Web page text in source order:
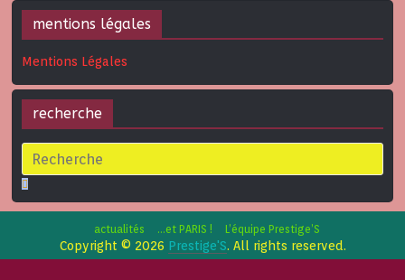
mentions légales
Mentions Légales
recherche
actualités …et PARIS ! L’équipe Prestige’S
Copyright © 2026 Prestige'S. All rights reserved.